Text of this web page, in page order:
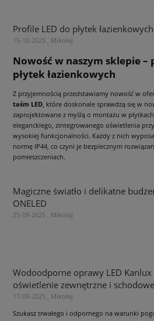
Profile LED do płytek łazienkowych
15-10-2025 , Mikołaj
Nowość w naszym sklepie –
płytek łazienkowych
Z przyjemnością przedstawiamy nowość w
taśm LED, które doskonale sprawdzą się w
zaprojektowane z myślą o montażu w
eleganckiego, zintegrowanego oświetlenia
wysokiej funkcjonalności. Każdy z nich
normę IP44, co czyni je bezpiecznym
pomieszczeniach.
Magiczne światło i delikatne
ONELED
25-09-2025 , Mikołaj
Wodoodporne oprawy LED Kanlux
oświetlenie zewnętrzne i
17-09-2025 , Mikołaj
Szukasz trwałego i odpornego na warunki